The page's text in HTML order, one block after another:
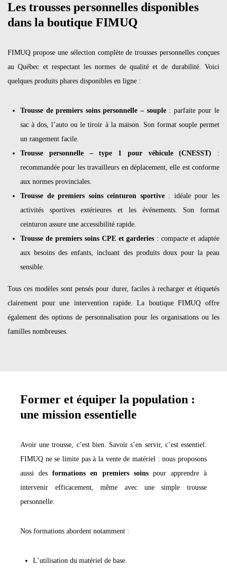
Les trousses personnelles disponibles
dans la boutique FIMUQ
FIMUQ propose une sélection complète de trousses personnelles conçues
au Québec et respectant les normes de qualité et de durabilité. Voici
quelques produits phares disponibles en ligne :
Trousse de premiers soins personnelle – souple: parfaite pour le
sac à dos, l’auto ou le tiroir à la maison. Son format souple permet
un rangement facile.
Trousse personnelle – type 1 pour véhicule (CNESST) :
recommandée pour les travailleurs en déplacement, elle est conforme
aux normes provinciales.
Trousse de premiers soins ceinturon sportive: idéale pour les
activités sportives extérieures et les événements. Son format
ceinturon assure une accessibilité rapide.
Trousse de premiers soins CPE et garderies : compacte et adaptée
aux besoins des enfants, incluant des produits doux pour la peau
sensible.
Tous ces modèles sont pensés pour durer, faciles à recharger et étiquetés
clairement pour une intervention rapide. La boutique FIMUQ offre
également des options de personnalisation pour les organisations ou les
familles nombreuses.
Former et équiper la population :
une mission essentielle
Avoir une trousse, c’est bien. Savoir s’en servir, c’est essentiel.
FIMUQ ne se limite pas à la vente de matériel : nous proposons
aussi desformations en premiers soinspour apprendre à
intervenir efficacement, même avec une simple trousse
personnelle.
Nos formations abordent notamment :
L’utilisation du matériel de base.